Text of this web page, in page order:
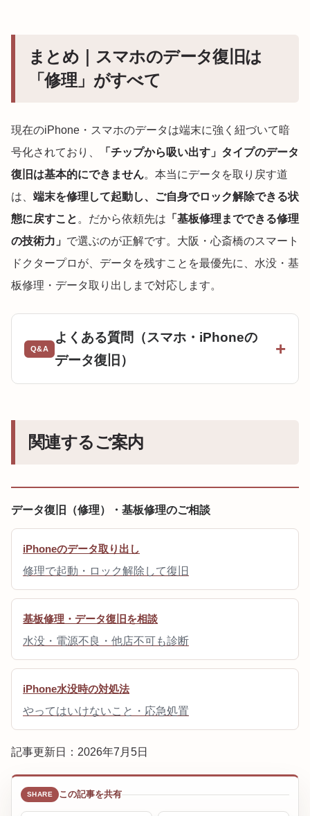
まとめ｜スマホのデータ復旧は
「修理」がすべて
現在のiPhone・スマホのデータは端末に強く紐づいて暗
号化されており、
「チップから吸い出す」タイプのデータ
復旧は基本的にできません。本当にデータを取り戻す道
は、 端末を修理して起動し、ご自身でロック解除できる状
態に戻すこと 。だから依頼先は 「基板修理までできる修理
の技術力」 で選ぶのが正解です。大阪・心斎橋のスマート
ドクタープロが、データを残すことを最優先に、水没・基
板修理・データ取り出しまで対応します。
よくある質問（スマホ・iPhoneの
データ復旧）
関連するご案内
データ復旧（修理）・基板修理のご相談
iPhoneのデータ取り出し
修理で起動・ロック解除して復旧
基板修理・データ復旧を相談
水没・電源不良・他店不可も診断
iPhone水没時の対処法
やってはいけないこと・応急処置
記事更新日：2026年7月5日
この記事を共有